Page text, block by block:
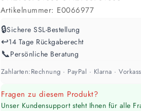
Artikelnummer: E0066977
🔒Sichere SSL-Bestellung
↩️14 Tage Rückgaberecht
📞Persönliche Beratung
Zahlarten:Rechnung · PayPal · Klarna ·
Fragen zu diesem Produkt?
Unser Kundensupport steht Ihnen für alle